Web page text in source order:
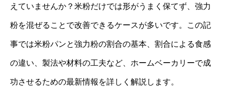
えていませんか？米粉だけでは形がうまく保てず、強力
粉を混ぜることで改善できるケースが多いです。この記
事では米粉パンと強力粉の割合の基本、割合による食感
の違い、製法や材料の工夫など、ホームベーカリーで成
功させるための最新情報を詳しく解説します。